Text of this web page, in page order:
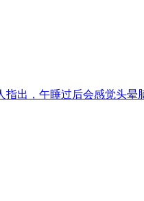
出，午睡过后会感觉头